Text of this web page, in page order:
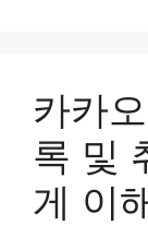
카카
록 및
게 이